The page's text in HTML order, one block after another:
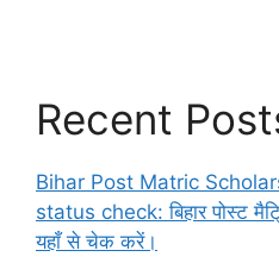
Recent
Bihar Post Matric
status check: बिहार पोस्ट
यहाँ से चेक करें।